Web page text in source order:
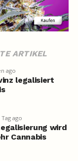
ARTIKEL
ago
legalisiert
Tag ago
wird
Cannabis